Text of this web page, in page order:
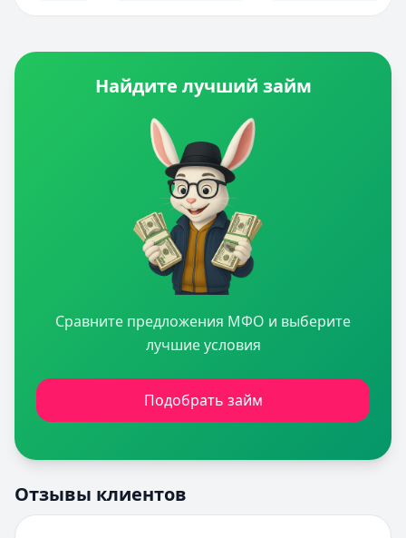
Найдите лучший займ
Сравните предложения МФО и выберите
лучшие условия
Подобрать займ
Отзывы клиентов